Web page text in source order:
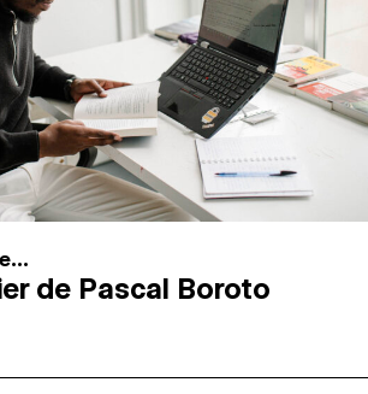
de Pascal Boroto